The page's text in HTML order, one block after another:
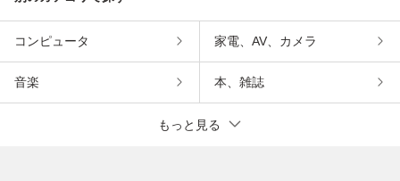
コンピュータ 家電、AV、カメラ
音楽 本、雑誌
もっと見る